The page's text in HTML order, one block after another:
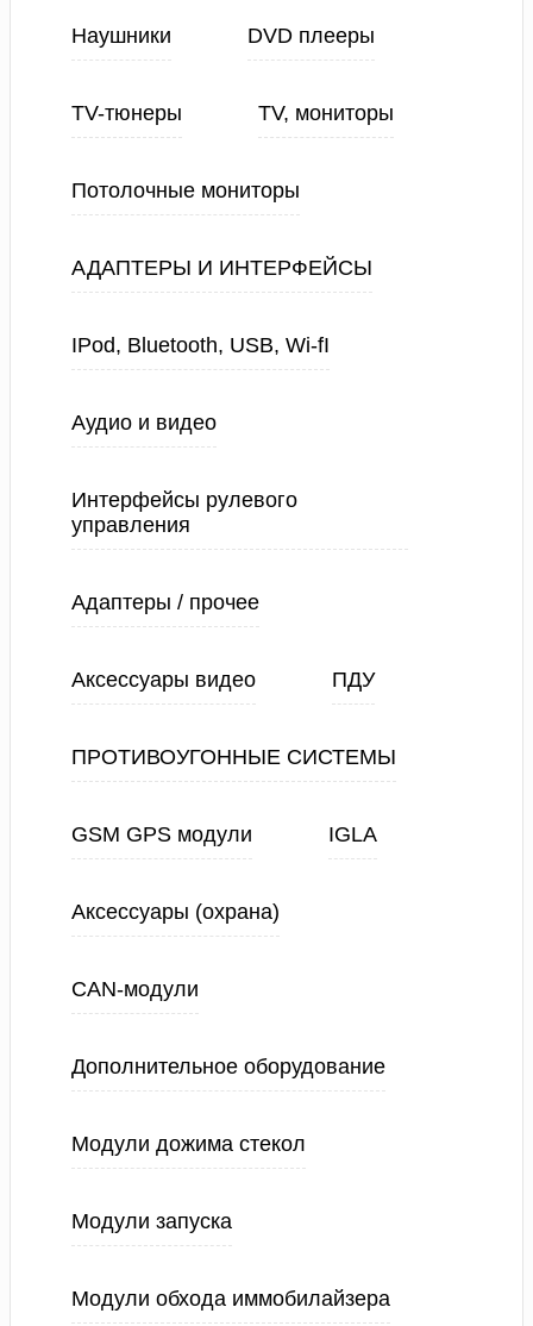
Наушники DVD плееры
TV-тюнеры TV, мониторы
Потолочные мониторы
АДАПТЕРЫ И ИНТЕРФЕЙСЫ
IPod, Bluetooth, USB, Wi-fI
Аудио и видео
Интерфейсы рулевого
управления
Адаптеры / прочее
Аксессуары видео ПДУ
ПРОТИВОУГОННЫЕ СИСТЕМЫ
GSM GPS модули IGLA
Аксессуары (охрана)
CAN-модули
Дополнительное оборудование
Модули дожима стекол
Модули запуска
Модули обхода иммобилайзера